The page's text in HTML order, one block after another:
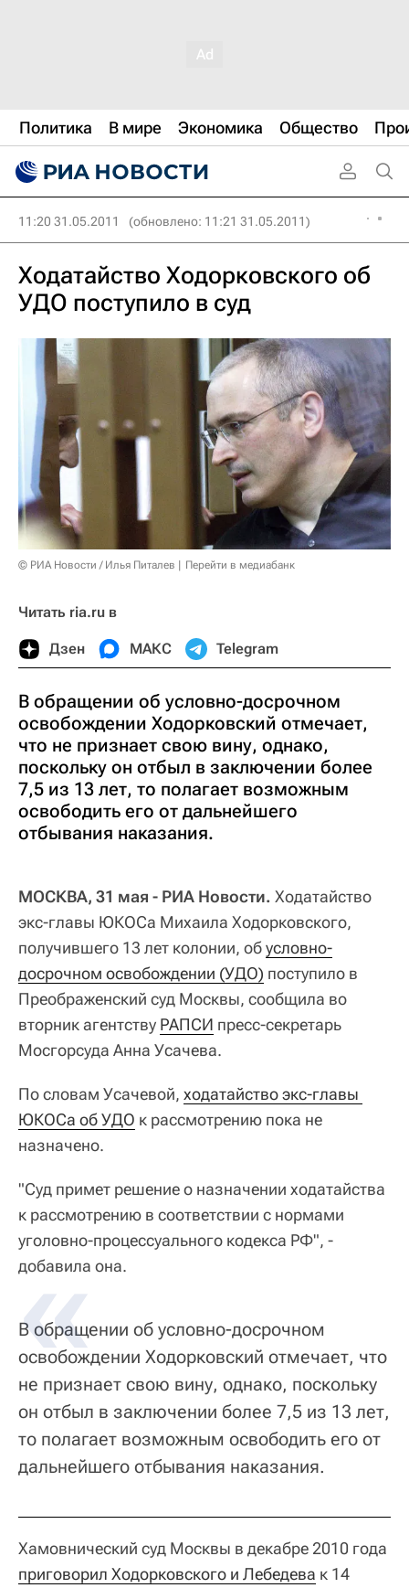
Политика В мире Экономика Общество
11:20 31.05.2011 (обновлено: 11:21 31.05.2011)
Ходатайство Ходорковского об
УДО поступило в суд
© РИА Новости / Илья Питалев Перейти в медиабанк
Читать ria.ru в
Дзен МАКС Telegram
В обращении об условно-досрочном
освобождении Ходорковский отмечает,
что не признает свою вину, однако,
поскольку он отбыл в заключении более
7,5 из 13 лет, то полагает возможным
освободить его от дальнейшего
отбывания наказания.
МОСКВА, 31 мая - РИА Новости. Ходатайство
экс-главы ЮКОСа Михаила Ходорковского,
получившего 13 лет колонии, обусловно-
досрочном освобождении (УДО) поступило в
Преображенский суд Москвы, сообщила во
вторник агентству РАПСИ пресс-секретарь
Мосгорсуда Анна Усачева.
По словам Усачевой, ходатайство экс-главы
ЮКОСа об УДО к рассмотрению пока не
назначено.
"Суд примет решение о назначении ходатайства
к рассмотрению в соответствии с нормами
уголовно-процессуального кодекса РФ", -
добавила она.
В обращении об условно-досрочном
освобождении Ходорковский отмечает, что
не признает свою вину, однако, поскольку
он отбыл в заключении более 7,5 из 13 лет,
то полагает возможным освободить его от
дальнейшего отбывания наказания.
Хамовнический суд Москвы в декабре 2010 года
приговорил Ходорковского и Лебедева к 14